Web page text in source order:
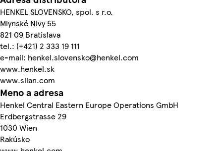
HENKEL SLOVENSKO, spol. s r.o.
Mlynské Nivy 55
821 09 Bratislava
tel.: (+421) 2 333 19 111
e-mail: henkel.slovensko@henkel.com
www.henkel.sk
www.silan.com
Meno a adresa
Henkel Central Eastern Europe Operations GmbH
Erdbergstrasse 29
1030 Wien
Rakúsko